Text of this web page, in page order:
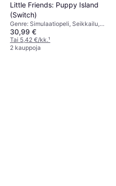
Little Friends: Puppy Island
(Switch)
Genre: Simulaatiopeli, Seikkailu,
PEGI-ikärajaus: 3
30,99 €
Tai 5,42 €/kk.¹
2 kauppoja